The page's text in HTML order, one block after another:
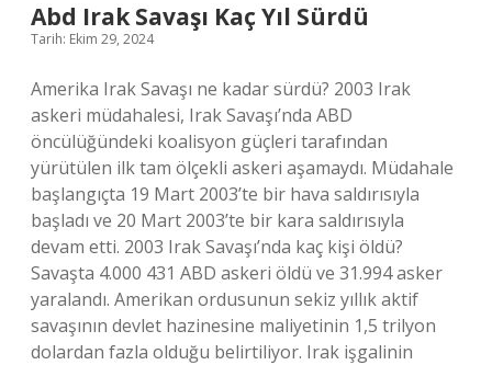
Abd Irak Savaşı Kaç Yıl Sürdü
Tarih: Ekim 29, 2024
Amerika Irak Savaşı ne kadar sürdü? 2003 Irak
askeri müdahalesi, Irak Savaşı’nda ABD
öncülüğündeki koalisyon güçleri tarafından
yürütülen ilk tam ölçekli askeri aşamaydı. Müdahale
başlangıçta 19 Mart 2003’te bir hava saldırısıyla
başladı ve 20 Mart 2003’te bir kara saldırısıyla
devam etti. 2003 Irak Savaşı’nda kaç kişi öldü?
Savaşta 4.000 431 ABD askeri öldü ve 31.994 asker
yaralandı. Amerikan ordusunun sekiz yıllık aktif
savaşının devlet hazinesine maliyetinin 1,5 trilyon
dolardan fazla olduğu belirtiliyor. Irak işgalinin